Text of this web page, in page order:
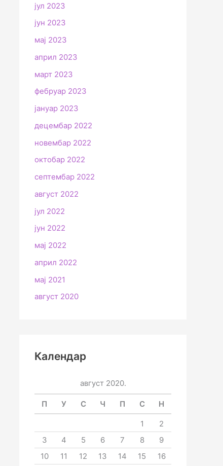
јул 2023
јун 2023
мај 2023
април 2023
март 2023
фебруар 2023
јануар 2023
децембар 2022
новембар 2022
октобар 2022
септембар 2022
август 2022
јул 2022
јун 2022
мај 2022
април 2022
мај 2021
август 2020
Календар
август 2020.
П У С Ч П С Н
1
2
3
4 5 6 7 8
9
10
11 12 13 14 15 16